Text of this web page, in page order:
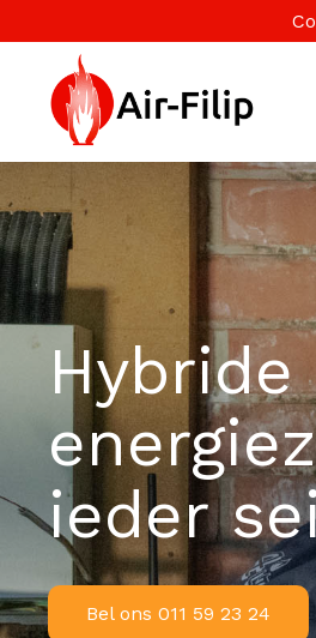
Hybride
ieder
Bel ons 011 59 23 24